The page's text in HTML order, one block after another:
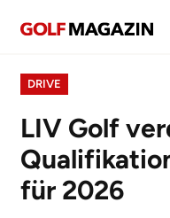
DRIVE
LIV Golf
für 2026